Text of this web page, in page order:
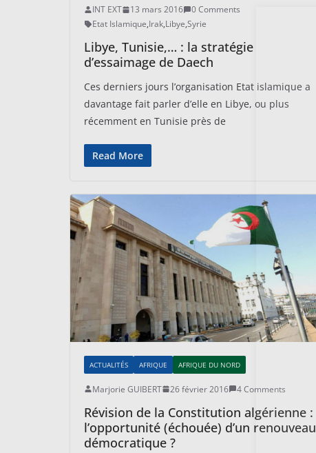
INT EXT 13 mars 2016
0 Comments
Etat Islamique,Irak,Libye,Syrie
Libye, Tunisie,… : la stratégie
d’essaimage de Daech
Ces derniers jours l’organisation Etat islamique a
davantage fait parler d’elle en Libye, ou plus
récemment en Tunisie près de
Read More
ACTUALITÉS AFRIQUE AFRIQUE DU NORD
Marjorie GUIBERT 26 février 2016 4 Comments
Révision de la Constitution algérienne :
l’opportunité (échouée) d’un renouveau
démocratique ?